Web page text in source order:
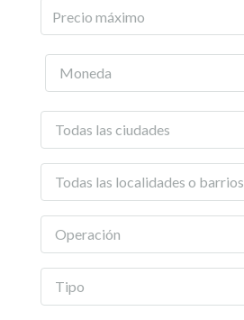
Moneda
Todas las ciudades
Todas las localidades o barrios
Operación
Tipo